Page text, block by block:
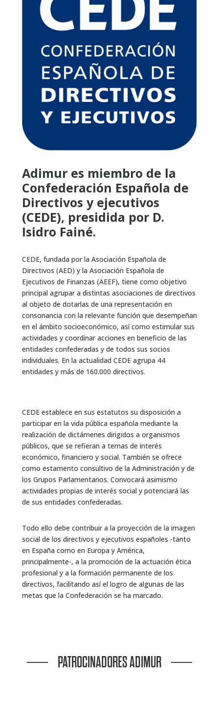
Adimur es miembro de la
Confederación Española de
Directivos y ejecutivos
(CEDE), presidida por D.
Isidro Fainé.
CEDE, fundada por la Asociación Española de
Directivos (AED) y la Asociación Española de
Ejecutivos de Finanzas (AEEF), tiene como objetivo
principal agrupar a distintas asociaciones de directivos
al objeto de dotarlas de una representación en
consonancia con la relevante función que desempeñan
en el ámbito socioeconómico, así como estimular sus
actividades y coordinar acciones en beneficio de las
entidades confederadas y de todos sus socios
individuales. En la actualidad CEDE agrupa 44
entidades y más de 160.000 directivos.
CEDE establece en sus estatutos su disposición a
participar en la vida pública española mediante la
realización de dictámenes dirigidos a organismos
públicos, que se refieran a temas de interés
económico, financiero y social. También se ofrece
como estamento consultivo de la Administración y de
los Grupos Parlamentarios. Convocará asimismo
actividades propias de interés social y potenciará las
de sus entidades confederadas.
Todo ello debe contribuir a la proyección de la imagen
social de los directivos y ejecutivos españoles -tanto
en España como en Europa y América,
principalmente-, a la promoción de la actuación ética
profesional y a la formación permanente de los
directivos, facilitando así el logro de algunas de las
metas que la Confederación se ha marcado.
PATROCINADORES ADIMUR